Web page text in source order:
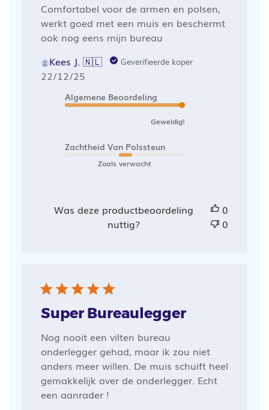
Comfortabel voor de armen en polsen,
werkt goed met een muis en beschermt
ook nog eens mijn bureau
Kees J. 🇳🇱
Geverifieerde koper
Publicatiedatum
22/12/25
Algemene Beoordeling
Geweldig!
Zachtheid Van Polssteun
Zoals verwacht
Was deze productbeoordeling
nuttig?
0
0
Super Bureaulegger
Nog nooit een vilten bureau
onderlegger gehad, maar ik zou niet
anders meer willen. De muis schuift heel
gemakkelijk over de onderlegger. Echt
een aanrader !